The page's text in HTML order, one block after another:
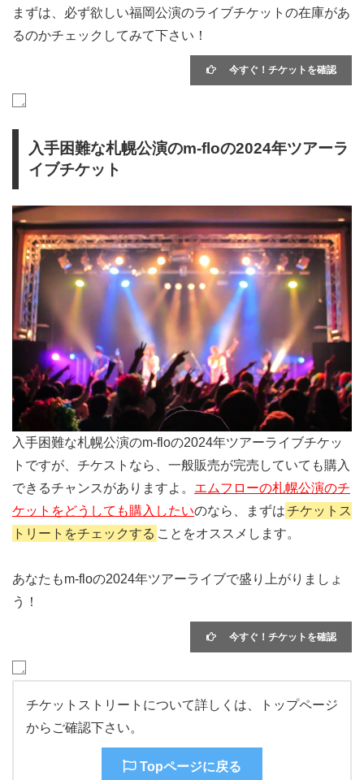
まずは、必ず欲しい福岡公演のライブチケットの在庫があ
るのかチェックしてみて下さい！
今すぐ！チケットを確認
入手困難な札幌公演のm-floの2024年ツアーラ
イブチケット
入手困難な札幌公演のm-floの2024年ツアーライブチケッ
トですが、チケストなら、一般販売が完売していても購入
できるチャンスがありますよ。 エムフローの札幌公演のチ
ケットをどうしても購入したいのなら、まずはチケットス
トリートをチェックする ことをオススメします。
あなたもm-floの2024年ツアーライブで盛り上がりましょ
う！
今すぐ！チケットを確認
チケットストリートについて詳しくは、トップページ
からご確認下さい。
Topページに戻る